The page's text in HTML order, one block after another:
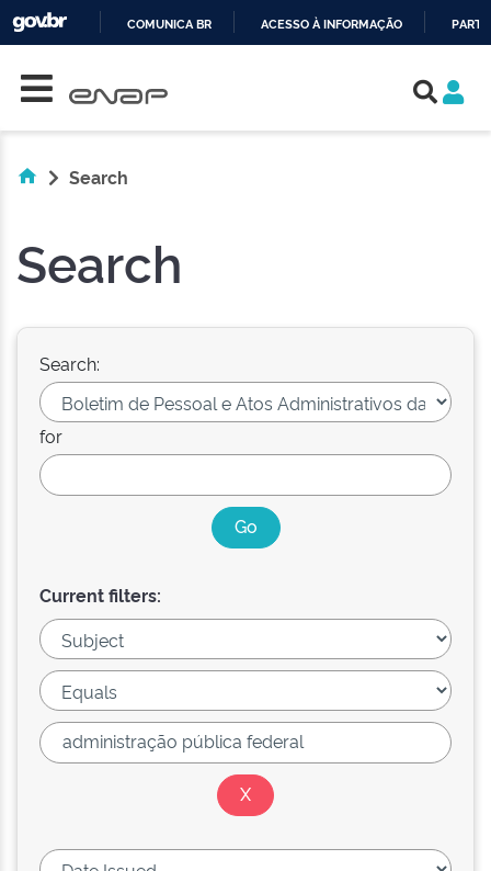
COMUNICA BR ACESSO À INFORMAÇÃO
Search
Search
Search:
for
Current filters: